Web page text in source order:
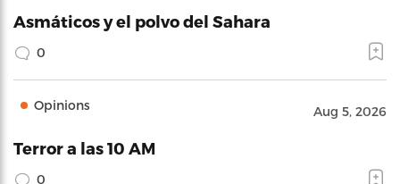
Asmáticos y el polvo del Sahara
0
Opinions Aug 5, 2026
Terror a las 10 AM
0